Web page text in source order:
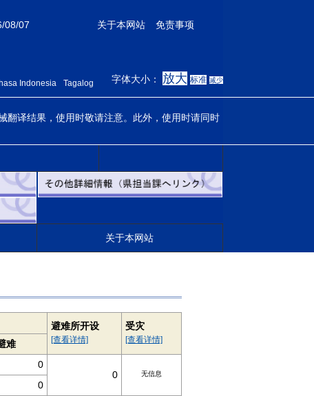
08/07 关于本网站 免责事项
字体大小： 放大 标准 减少
Indonesia Tagalog
翻译结果，使用时敬请注意。此外，使用时请同时
关于本网站
避难所开设
[查看详情]
受灾
[查看详情]
难
0
0
无信息
0